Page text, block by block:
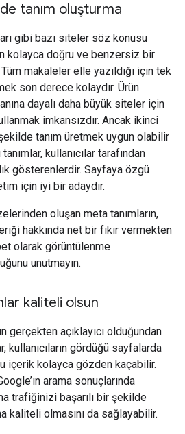
tanım oluşturma
gibi bazı siteler söz konusu
kolayca doğru ve benzersiz bir
makaleler elle yazıldığı için tek
son derece kolaydır. Ürün
dayalı daha büyük siteler için
imkansızdır. Ancak ikinci
tanım üretmek uygun olabilir
kullanıcılar tarafından
gösterenlerdir. Sayfaya özgü
için iyi bir adaydır.
oluşan meta tanımların,
hakkında net bir fikir vermekten
olarak görüntülenme
unutmayın.
kaliteli olsun
gerçekten açıklayıcı olduğundan
kullanıcıların gördüğü sayfalarda
içerik kolayca gözden kaçabilir.
arama sonuçlarında
trafiğinizi başarılı bir şekilde
kaliteli olmasını da sağlayabilir.